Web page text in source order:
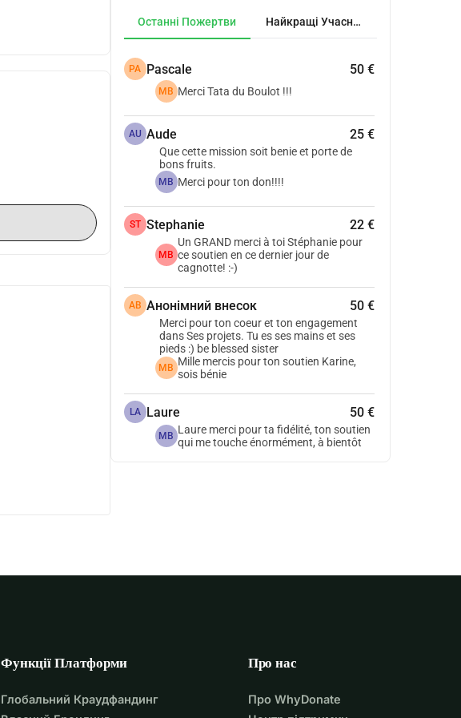
Останні Пожертви Найкращі Учасники
PA Pascale 50 €
MB Merci Tata du Boulot !!!
AU Aude 25 €
Que cette mission soit benie et porte de
bons fruits.
MB Merci pour ton don!!!!
ST Stephanie 22 €
MB
Un GRAND merci à toi Stéphanie pour
ce soutien en ce dernier jour de
cagnotte! :-)
АВ Анонімний внесок 50 €
Merci pour ton coeur et ton engagement
dans Ses projets. Tu es ses mains et ses
pieds :) be blessed sister
MB Mille mercis pour ton soutien Karine,
sois bénie
LA Laure 50 €
MB Laure merci pour ta fidélité, ton soutien
qui me touche énormément, à bientôt
Функції Платформи
Глобальний Краудфандинг
Про нас
Про WhyDonate